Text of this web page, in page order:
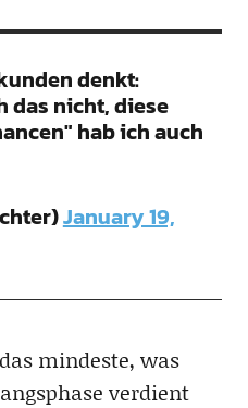
denkt:
das nicht, diese
hab ich auch
January 19,
mindeste, was
verdient